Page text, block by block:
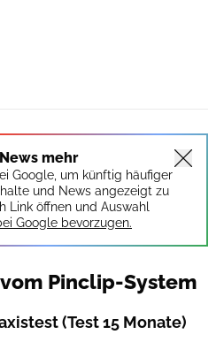
mehr
Google, um künftig häufiger
und News angezeigt zu
Link öffnen und Auswahl
Google bevorzugen.
Pinclip-System
(Test 15 Monate)